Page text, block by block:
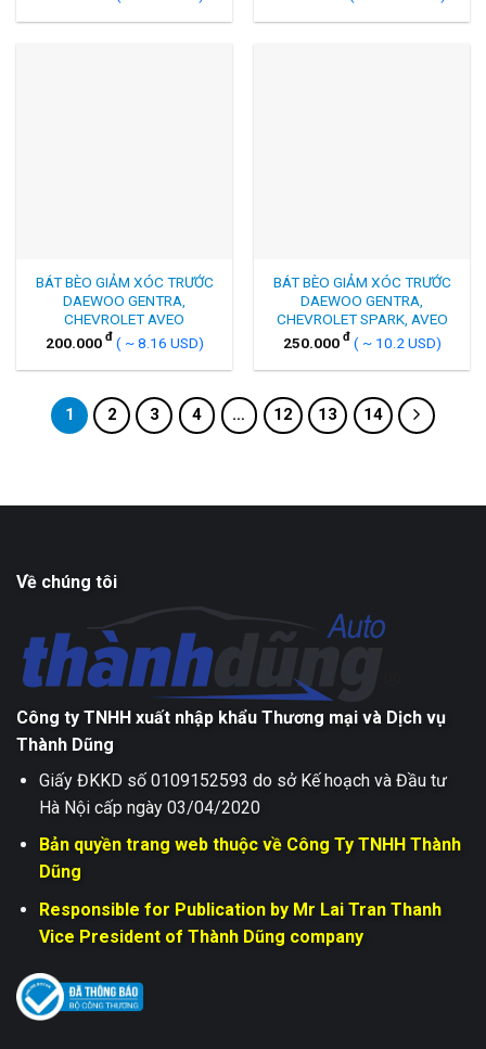
BÁT BÈO GIẢM XÓC TRƯỚC
DAEWOO GENTRA,
CHEVROLET AVEO
200.000 đ ( ~ 8.16 USD)
BÁT BÈO GIẢM XÓC TRƯỚC
DAEWOO GENTRA,
CHEVROLET SPARK, AVEO
250.000 đ ( ~ 10.2 USD)
1 2 3 4 … 12 13 14
Về chúng tôi
Công ty TNHH xuất nhập khẩu Thương mại và Dịch vụ
Thành Dũng
Giấy ĐKKD số 0109152593 do sở Kế hoạch và Đầu tư
Hà Nội cấp ngày 03/04/2020
Bản quyền trang web thuộc về Công Ty TNHH Thành
Dũng
Responsible for Publication by Mr Lai Tran Thanh
Vice President of Thành Dũng company